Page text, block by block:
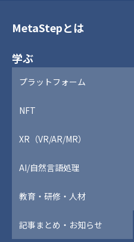
MetaStepとは
学ぶ
プラットフォーム
NFT
XR（VR/AR/MR）
AI/自然言語処理
教育・研修・人材
記事まとめ・お知らせ